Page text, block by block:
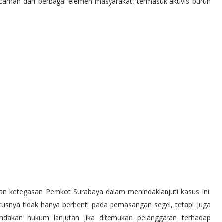
ketegasan Pemkot Surabaya dalam menindaklanjuti kasus ini.
tidak hanya berhenti pada pemasangan segel, tetapi juga
hukum lanjutan jika ditemukan pelanggaran terhadap